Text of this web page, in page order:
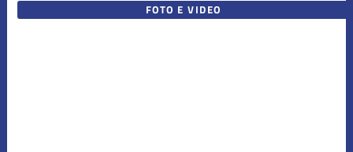
FOTO E VIDEO